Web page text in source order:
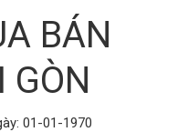
BÁN
GÒN
01-01-1970